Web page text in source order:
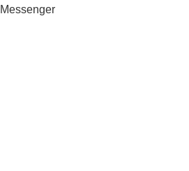
Messenger